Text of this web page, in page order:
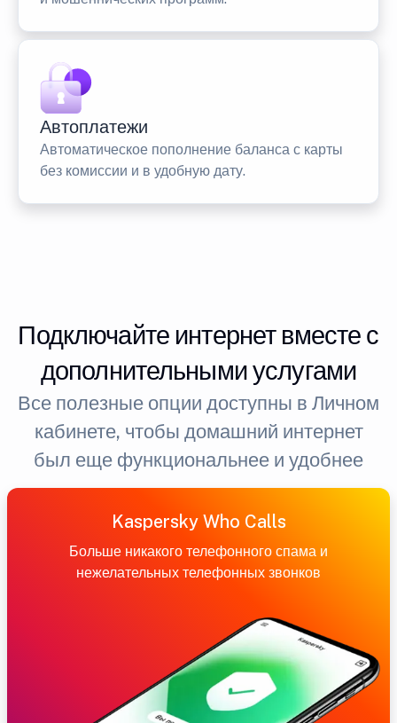
Автоплатежи
Автоматическое пополнение баланса с карты
без комиссии и в удобную дату.
Подключайте интернет вместе с
дополнительными услугами
Все полезные опции доступны в Личном
кабинете, чтобы домашний интернет
был еще функциональнее и удобнее
Kaspersky Who Calls
Больше никакого телефонного спама и
нежелательных телефонных звонков